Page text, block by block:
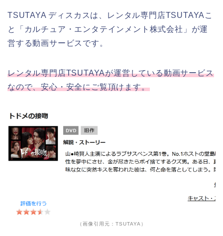
TSUTAYA ディスカスは、レンタル専門店TSUTAYAこ
と「カルチュア・エンタテインメント株式会社」が運
営する動画サービスです。
レンタル専門店TSUTAYAが運営している動画サービス
なので、安心・安全にご覧頂けます。
（画像引用元：TSUTAYA）